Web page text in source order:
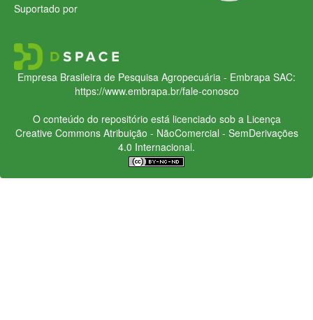
Suportado por
Empresa Brasileira de Pesquisa Agropecuária - Embrapa SAC:
https://www.embrapa.br/fale-conosco
O conteúdo do repositório está licenciado sob a Licença
Creative CommonsAtribuição - NãoComercial - SemDerivações
4.0 Internacional.